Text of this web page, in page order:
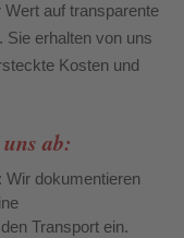
Wert auf transparente
Sie erhalten von uns
Kosten und
ab:
: Wir dokumentieren
Transport ein.